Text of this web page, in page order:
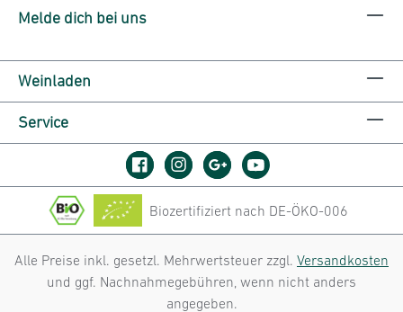
Melde dich bei uns
Weinladen
Service
Biozertifiziert nach DE-ÖKO-006
Alle Preise inkl. gesetzl. Mehrwertsteuer zzgl. Versandkosten
und ggf. Nachnahmegebühren, wenn nicht anders
angegeben.